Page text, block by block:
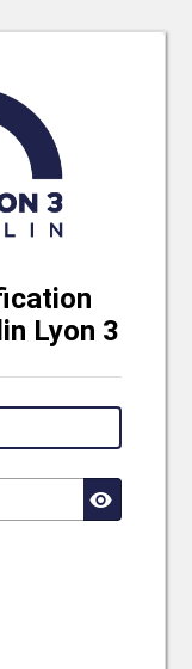
Lyon 3